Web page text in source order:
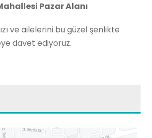
Pazar Alanı
ve ailelerini bu güzel şenlikte
davet ediyoruz.